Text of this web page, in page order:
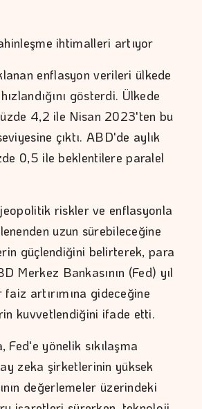
ihtimalleri artıyor
enflasyon verileri ülkede
gösterdi. Ülkede
4,2 ile Nisan 2023'ten bu
çıktı. ABD'de aylık
0,5 ile beklentilere paralel
riskler ve enflasyonla
uzun sürebileceğine
güçlendiğini belirterek, para
Merkez Bankasının (Fed) yıl
artırımına gideceğine
kuvvetlendiğini ifade etti.
yönelik sıkılaşma
zeka şirketlerinin yüksek
değerlemeler üzerindeki